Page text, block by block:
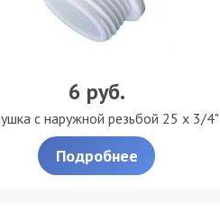
6 руб.
с наружной резьбой 25 х 3/4"
Подробнее